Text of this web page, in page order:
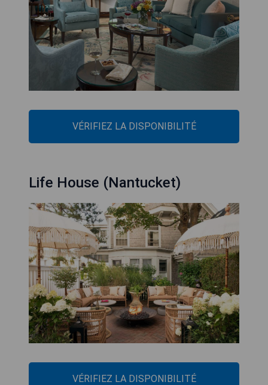
VÉRIFIEZ LA DISPONIBILITÉ
Life House (Nantucket)
VÉRIFIEZ LA DISPONIBILITÉ